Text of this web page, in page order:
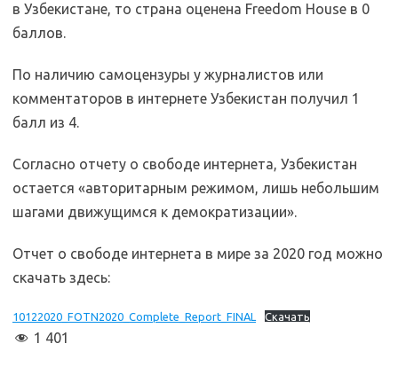
в Узбекистане, то страна оценена Freedom House в 0
баллов.
По наличию самоцензуры у журналистов или
комментаторов в интернете Узбекистан получил 1
балл из 4.
Cогласно отчету о свободе интернета, Узбекистан
остается «авторитарным режимом, лишь небольшим
шагами движущимся к демократизации».
Отчет о свободе интернета в мире за 2020 год можно
скачать здесь:
10122020_FOTN2020_Complete_Report_FINAL Скачать
1 401